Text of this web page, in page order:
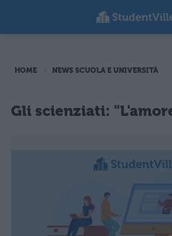
HOME NEWS SCUOLA E UNIVERSITÀ
Gli scienziati: